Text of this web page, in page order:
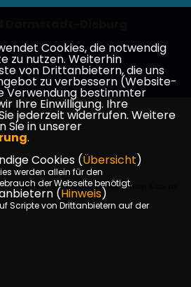
Darmstadt-Dieburg
Realisation: Sharkness Media GmbH & Co. KG
Cookies, die notwendig
zu nutzen. Weiterhin
von Drittanbietern, die uns
zu verbessern (Website-
Verwendung bestimmter
Ihre Einwilligung. Ihre
jederzeit widerrufen. Weitere
Sie in unserer
.
Cookies (Übersicht)
werden allein für den
der Webseite benötigt.
(Hinweis)
Scripte von Drittanbietern auf der